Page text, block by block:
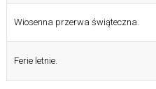
Wiosenna przerwa świąteczna.
Ferie letnie.